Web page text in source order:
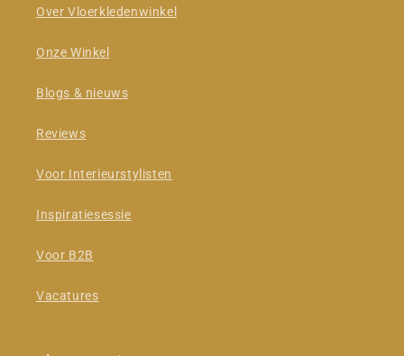
Over Vloerkledenwinkel
Onze Winkel
Blogs & nieuws
Reviews
Voor Interieurstylisten
Inspiratiesessie
Voor B2B
Vacatures